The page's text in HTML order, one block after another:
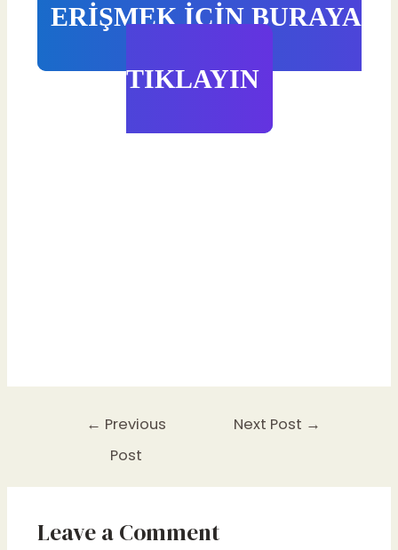
ERİŞMEK İÇİN BURAYA
TIKLAYIN
← Previous
Post
Next Post →
Leave a Comment